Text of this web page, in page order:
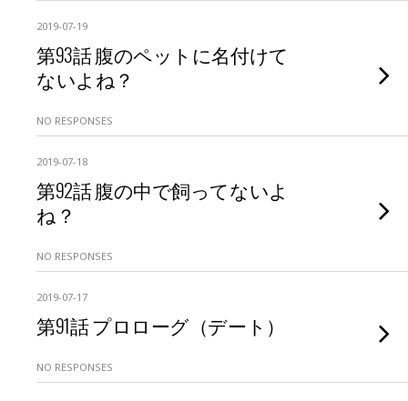
2019-07-19
第93話 腹のペットに名付けて
ないよね？
NO RESPONSES
2019-07-18
第92話 腹の中で飼ってないよ
ね？
NO RESPONSES
2019-07-17
第91話 プロローグ（デート）
NO RESPONSES